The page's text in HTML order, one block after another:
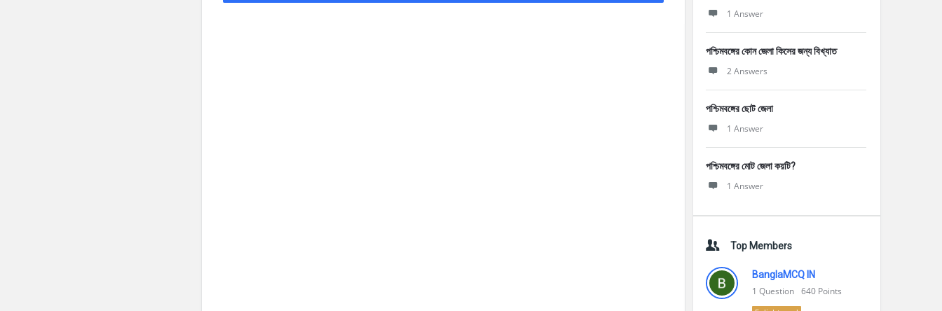
1 Answer
পশ্চিমবঙ্গের কোন জেলা কিসের জন্য বিখ্যাত
2 Answers
পশ্চিমবঙ্গের ছোট জেলা
1 Answer
পশ্চিমবঙ্গের মোট জেলা কয়টি?
1 Answer
Top Members
BanglaMCQ IN
1 Question 640 Points